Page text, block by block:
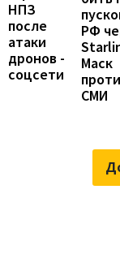
НПЗ
после
атаки
дронов -
соцсети
РФ
Маск
СМИ